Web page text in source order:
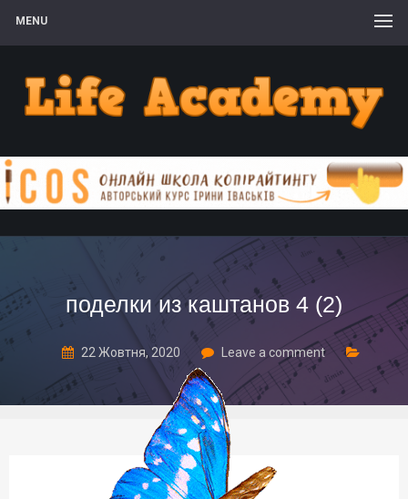
MENU
поделки из каштанов 4 (2)
22 Жовтня, 2020 Leave a comment